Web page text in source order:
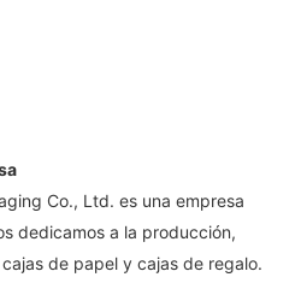
Co., Ltd. es una empresa
dedicamos a la producción,
de papel y cajas de regalo.